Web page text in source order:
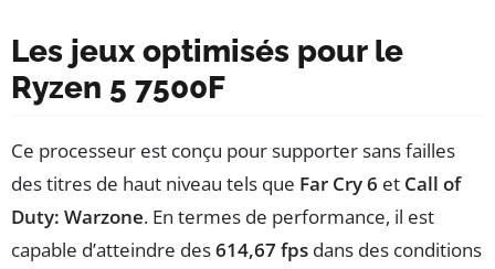
Les jeux optimisés pour le
Ryzen 5 7500F
Ce processeur est conçu pour supporter sans failles
des titres de haut niveau tels que Far Cry 6 et Call of
Duty: Warzone. En termes de performance, il est
capable d’atteindre des614,67 fps dans des conditions